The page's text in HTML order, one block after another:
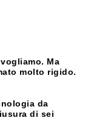
Ma
molto rigido.
da
di sei